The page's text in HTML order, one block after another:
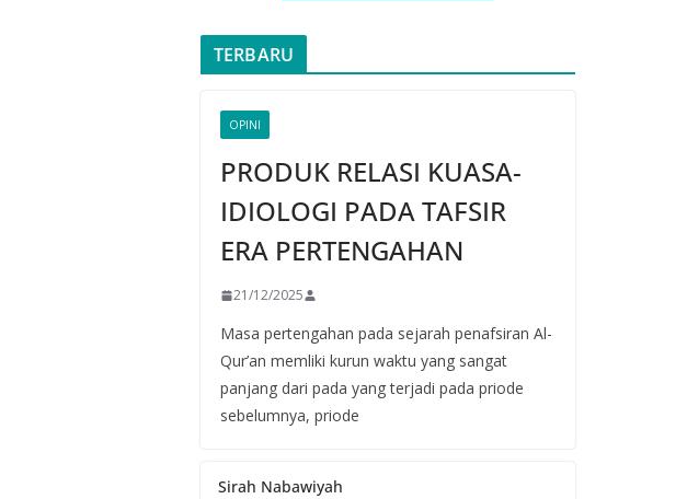
TERBARU
OPINI
PRODUK RELASI KUASA-
IDIOLOGI PADA TAFSIR
ERA PERTENGAHAN
21/12/2025
Masa pertengahan pada sejarah penafsiran Al-
Qur’an memliki kurun waktu yang sangat
panjang dari pada yang terjadi pada priode
sebelumnya, priode
Sirah Nabawiyah